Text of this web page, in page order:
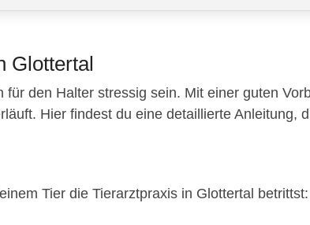
Glottertal
den Halter stressig sein. Mit einer guten
Hier findest du eine detaillierte Anleitung,
Tier die Tierarztpraxis in Glottertal betrittst: